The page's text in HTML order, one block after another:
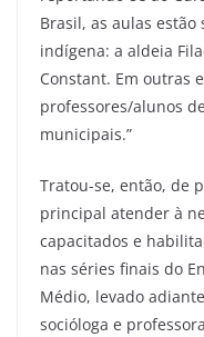
Brasil, as aulas
indígena: a aldeia
Constant. Em outras
professores/alunos
municipais.”
Tratou-se, então, de
principal atender à
capacitados e
nas séries finais do
Médio, levado
socióloga e